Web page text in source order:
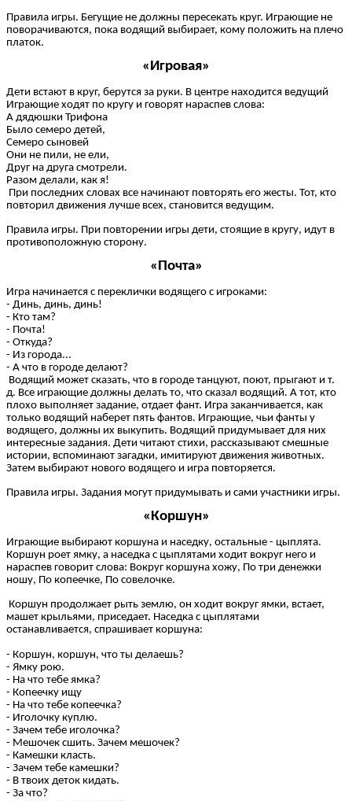
Правила игры. Бегущие не должны пересекать круг. Играющие не
поворачиваются, пока водящий выбирает, кому положить на плечо
платок.
«Игровая»
Дети встают в круг, берутся за руки. В центре находится ведущий
Играющие ходят по кругу и говорят нараспев слова:
А дядюшки Трифона
Было семеро детей,
Семеро сыновей
Они не пили, не ели,
Друг на друга смотрели.
Разом делали, как я!
При последних словах все начинают повторять его жесты. Тот, кто
повторил движения лучше всех, становится ведущим.
Правила игры. При повторении игры дети, стоящие в кругу, идут в
противоположную сторону.
«Почта»
Игра начинается с переклички водящего с игроками:
- Динь, динь, динь!
- Кто там?
- Почта!
- Откуда?
- Из города...
- А что в городе делают?
Водящий может сказать, что в городе танцуют, поют, прыгают и т.
д. Все играющие должны делать то, что сказал водящий. А тот, кто
плохо выполняет задание, отдает фант. Игра заканчивается, как
только водящий наберет пять фантов. Играющие, чьи фанты у
водящего, должны их выкупить. Водящий придумывает для них
интересные задания. Дети читают стихи, рассказывают смешные
истории, вспоминают загадки, имитируют движения животных.
Затем выбирают нового водящего и игра повторяется.
Правила игры. Задания могут придумывать и сами участники игры.
«Коршун»
Играющие выбирают коршуна и наседку, остальные - цыплята.
Коршун роет ямку, а наседка с цыплятами ходит вокруг него и
нараспев говорит слова: Вокруг коршуна хожу, По три денежки
ношу, По копеечке, По совелочке.
Коршун продолжает рыть землю, он ходит вокруг ямки, встает,
машет крыльями, приседает. Наседка с цыплятами
останавливается, спрашивает коршуна:
- Коршун, коршун, что ты делаешь?
- Ямку рою.
- На что тебе ямка?
- Копеечку ищу
- На что тебе копеечка?
- Иголочку куплю.
- Зачем тебе иголочка?
- Мешочек сшить. Зачем мешочек?
- Камешки класть.
- Зачем тебе камешки?
- В твоих деток кидать.
- За что?